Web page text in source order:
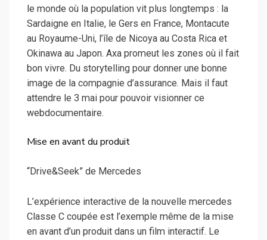
le monde où la population vit plus longtemps : la
Sardaigne en Italie, le Gers en France, Montacute
au Royaume-Uni, l’île de Nicoya au Costa Rica et
Okinawa au Japon. Axa promeut les zones où il fait
bon vivre. Du storytelling pour donner une bonne
image de la compagnie d’assurance. Mais il faut
attendre le 3 mai pour pouvoir visionner ce
webdocumentaire.
Mise en avant du produit
“Drive&Seek” de Mercedes
L’expérience interactive de la nouvelle mercedes
Classe C coupée est l’exemple même de la mise
en avant d’un produit dans un film interactif. Le